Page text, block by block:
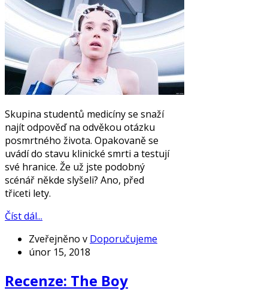
Skupina studentů medicíny se snaží
najít odpověď na odvěkou otázku
posmrtného života. Opakovaně se
uvádí do stavu klinické smrti a testují
své hranice. Že už jste podobný
scénář někde slyšeli? Ano, před
třiceti lety.
Číst dál...
Zveřejněno v Doporučujeme
únor 15, 2018
Recenze: The Boy